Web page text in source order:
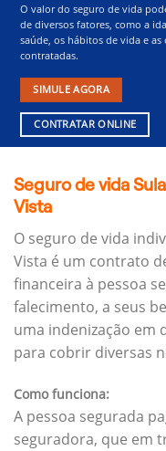
O valor do seguro de vida
de diversos fatores, como a
saúde, os hábitos de vida e as
contratadas.
SIMULE AGORA
CONTRATAR ONLINE
Seguro de vida
Vista
O seguro de vida
Vista é um contrato
financeira à pessoa
falecimento, a seus
uma indenização em
para cobrir diversas
Como funciona:
A pessoa segurada
seguradora, que em